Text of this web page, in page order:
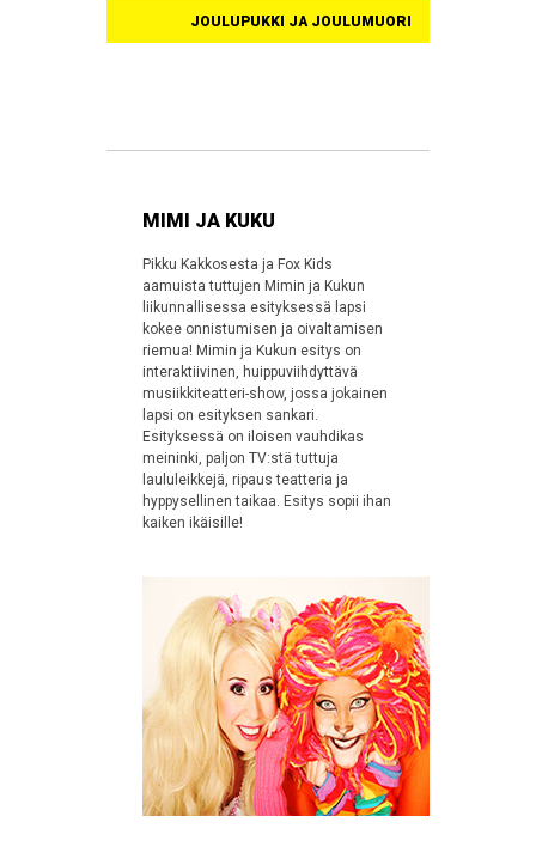
JOULUPUKKI JA JOULUMUORI
MIMI JA KUKU
Pikku Kakkosesta ja Fox Kids
aamuista tuttujen Mimin ja Kukun
liikunnallisessa esityksessä lapsi
kokee onnistumisen ja oivaltamisen
riemua! Mimin ja Kukun esitys on
interaktiivinen, huippuviihdyttävä
musiikkiteatteri-show, jossa jokainen
lapsi on esityksen sankari.
Esityksessä on iloisen vauhdikas
meininki, paljon TV:stä tuttuja
laululeikkejä, ripaus teatteria ja
hyppysellinen taikaa. Esitys sopii ihan
kaiken ikäisille!